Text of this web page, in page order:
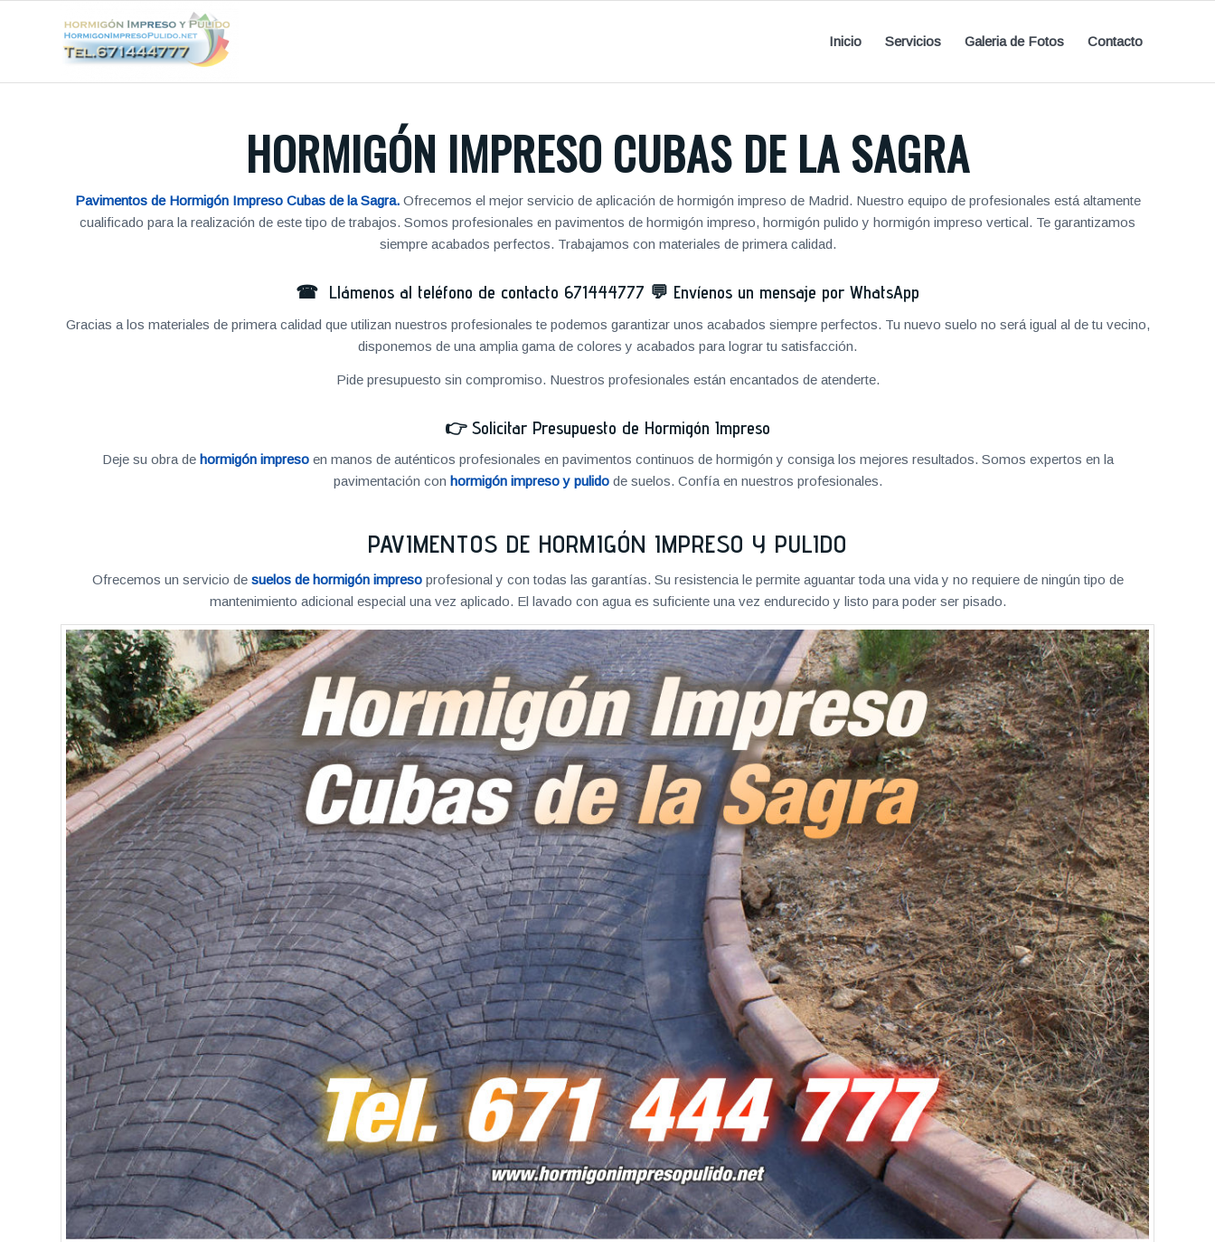
Inicio Servicios Galeria de Fotos Contacto
HORMIGÓN IMPRESO CUBAS DE LA SAGRA
Pavimentos de Hormigón Impreso Cubas de la Sagra. Ofrecemos el mejor servicio de aplicación de hormigón impreso de Madrid. Nuestro equipo de profesionales está altamente
cualificado para la realización de este tipo de trabajos. Somos profesionales en pavimentos de hormigón impreso, hormigón pulido y hormigón impreso vertical. Te garantizamos
siempre acabados perfectos. Trabajamos con materiales de primera calidad.
☎ Llámenos al teléfono de contacto 671444777 💬 Envíenos un mensaje por WhatsApp
Gracias a los materiales de primera calidad que utilizan nuestros profesionales te podemos garantizar unos acabados siempre perfectos. Tu nuevo suelo no será igual al de tu vecino,
disponemos de una amplia gama de colores y acabados para lograr tu satisfacción.
Pide presupuesto sin compromiso. Nuestros profesionales están encantados de atenderte.
👉 Solicitar Presupuesto de Hormigón Impreso
Deje su obra de hormigón impresoen manos de auténticos profesionales en pavimentos continuos de hormigón y consiga los mejores resultados. Somos expertos en la
pavimentación con hormigón impreso y pulidode suelos. Confía en nuestros profesionales.
PAVIMENTOS DE HORMIGÓN IMPRESO Y PULIDO
Ofrecemos un servicio de suelos de hormigón impresoprofesional y con todas las garantías. Su resistencia le permite aguantar toda una vida y no requiere de ningún tipo de
mantenimiento adicional especial una vez aplicado. El lavado con agua es suficiente una vez endurecido y listo para poder ser pisado.